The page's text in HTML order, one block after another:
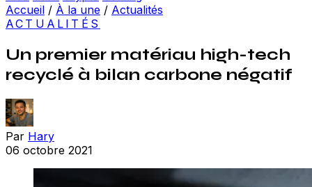
Accueil / À la une / Actualités
ACTUALITÉS
Un premier matériau high-tech
recyclé à bilan carbone négatif
Par Hary
06 octobre 2021